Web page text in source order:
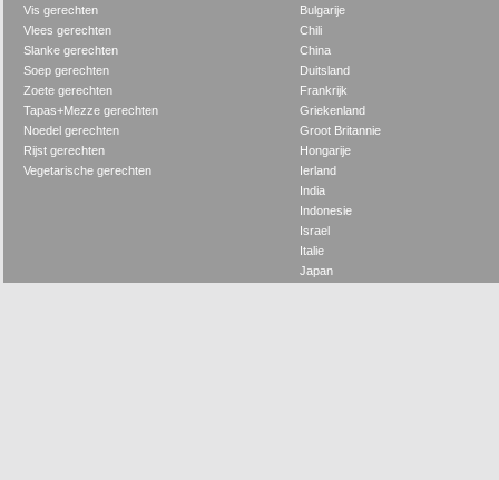
Vis gerechten
Vlees gerechten
Slanke gerechten
Soep gerechten
Zoete gerechten
Tapas+Mezze gerechten
Noedel gerechten
Rijst gerechten
Vegetarische gerechten
Bulgarije
Chili
China
Duitsland
Frankrijk
Griekenland
Groot Britannie
Hongarije
Ierland
India
Indonesie
Israel
Italie
Japan